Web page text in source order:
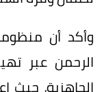
وأكد أن
الرحمن عبر
الجاهزية، حيث